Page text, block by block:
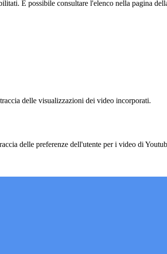
È possibile consultare l'elenco nella pagina
delle visualizzazioni dei video incorporati.
delle preferenze dell'utente per i video di